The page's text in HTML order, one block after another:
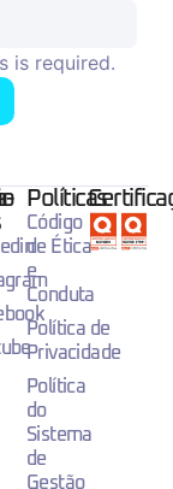
is required.
Políticas
Código
de Ética
e
Conduta
Política de
Privacidade
Política
do
Sistema
de
Gestão